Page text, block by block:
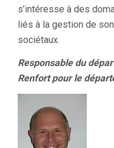
s’intéresse à des
liés à la gestion de
sociétaux.
Responsable du
Renfort pour le